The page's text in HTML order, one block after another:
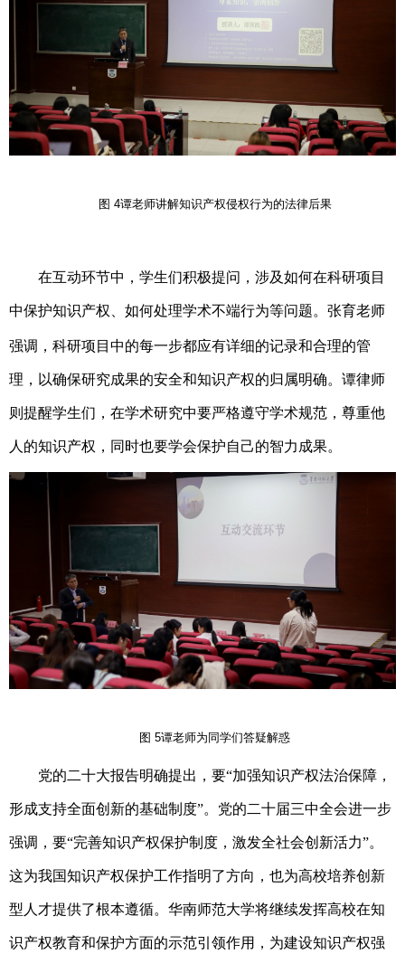
图 4谭老师讲解知识产权侵权行为的法律后果
在互动环节中，学生们积极提问，涉及如何在科研项目
中保护知识产权、如何处理学术不端行为等问题。 张育老师
强调，科研项目中的每一步都应有详细的记录和合理的管
理，以确保研究成果的安全和知识产权的归属明确。谭律师
则提醒学生们，在学术研究中要严格遵守学术规范，尊重他
人的知识产权，同时也要学会保护自己的智力成果。
图 5谭老师为同学们答疑解惑
党的二十大报告明确提出，要“加强知识产权法治保障，
形成支持全面创新的基础制度”。党的二十届三中全会进一步
强调，要“完善知识产权保护制度，激发全社会创新活力”。
这为我国知识产权保护工作指明了方向，也为高校培养创新
型人才提供了根本遵循。华南师范大学将继续发挥高校在知
识产权教育和保护方面的示范引领作用，为建设知识产权强